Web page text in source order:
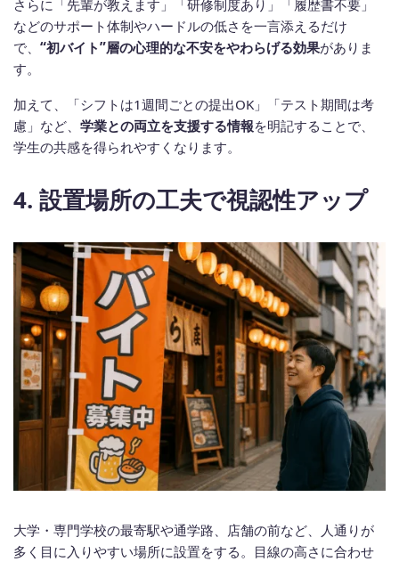
さらに「先輩が教えます」「研修制度あり」「履歴書不要」
などのサポート体制やハードルの低さを一言添えるだけ
で、 “初バイト”層の心理的な不安をやわらげる効果がありま
す。
加えて、「シフトは1週間ごとの提出OK」「テスト期間は考
慮」など、 学業との両立を支援する情報を明記することで、
学生の共感を得られやすくなります。
4. 設置場所の工夫で視認性アップ
大学・専門学校の最寄駅や通学路、店舗の前など、人通りが
多く目に入りやすい場所に設置をする。目線の高さに合わせ